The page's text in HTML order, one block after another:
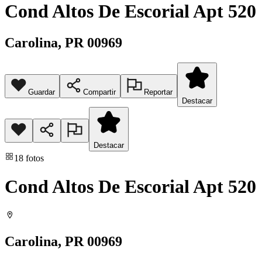
Cond Altos De Escorial Apt 520
Carolina, PR 00969
Guardar Compartir
Reportar
Destacar
Destacar
18 fotos
Cond Altos De Escorial Apt 520
Carolina, PR 00969